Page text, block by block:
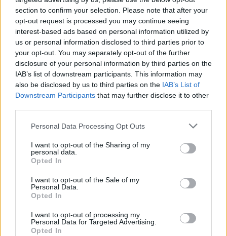
section to confirm your selection. Please note that after your
opt-out request is processed you may continue seeing
interest-based ads based on personal information utilized by
us or personal information disclosed to third parties prior to
your opt-out. You may separately opt-out of the further
disclosure of your personal information by third parties on the
IAB’s list of downstream participants. This information may
also be disclosed by us to third parties on the IAB’s List of
Downstream Participants that may further disclose it to other
Please note that this website/app uses one or more Google
not limited to your visit or usage behaviour. You may click to
grant or deny consent to Google and its third-party tags to
use your data for below specified purposes in below Google
consent section.
Personal Data Processing Opt Outs
I want to opt-out of the Sharing of my
personal data.
Opted In
I want to opt-out of the Sale of my
Personal Data.
Opted In
I want to opt-out of processing my
Personal Data for Targeted Advertising.
Opted In
Wynik meczu Roztocze Narol vs Huragan Basznia Dolna
Po zakończeniu spotkania automatycznie publikujemyoficjalny wynik
spotkania, a także dane meczowe, jeśli są dostępne.
Pełny harmonogram rozgrywek dostępny jest tutaj:Jarosław > Klasa A
Lubaczów - terminarz.
Informacje o składach i strzelcach
W miarę dostępności danych, publikujemyskłady wyjściowe,
aktualizujemy zależnie od poziomu ligi i dostępnych źródeł.
Śledź mecze swojej drużyny
Jeśli jesteś kibicem klubu Roztocze Narol lub Huragan Basznia Dolna -
zaglądaj tutaj częściej. Nasz serwis regularnie dostarcza informacje o
terminach meczów, wynikach, transferach i newsach klubowych
piłkarskichw województwie. Sprawdź nasze relacje, śledź ulubioną ligę i
bądź na bieżąco z wydarzeniami z boisk!
Roztocze Narol - Huragan Basznia Dolna
odbędzie się w
ramach 16. kolejki - Jarosław > Klasa A Lubaczów. Spotkanie zostanie